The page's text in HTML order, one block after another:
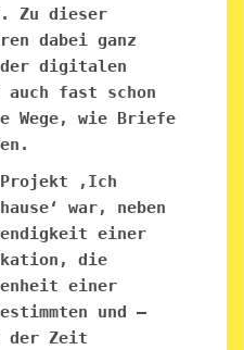
Zu dieser
dabei ganz
digitalen
auch fast schon
Wege, wie Briefe
‚Ich
war, neben
einer
die
einer
und —
der Zeit